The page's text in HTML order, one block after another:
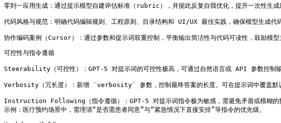
零到一应用生成：通过提示模型自建评估标准（rubric），并据此反复自我优化，提升一次性生成
代码风格与规范：明确代码编辑规则、工程原则、目录结构和 UI/UX 最佳实践，确保模型生成代
协作编码案例（Cursor）：通过参数和提示词双重控制，平衡输出简洁性与代码可读性，鼓励模型
可控性与指令遵循
Steerability（可控性）：GPT-5 对提示词的可控性极高，可通过自然语言或 API 参数控制输
Verbosity（冗长度）：新增 `verbosity` 参数，控制最终答案的长度。可在提示词中覆盖默认
Instruction Following（指令遵循）：GPT-5 对提示词指令极为敏感，需避免矛盾或模糊的指
示例：医疗预约场景中，需理清“是否需患者同意”与“紧急情况下直接安排”等指令的优先级。